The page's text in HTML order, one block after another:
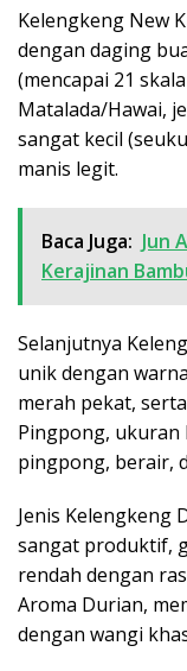
Kelengkeng New
dengan daging
(mencapai 21
Matalada/Hawai,
sangat kecil
manis legit.
Baca Juga: Jun
Kerajinan
Selanjutnya
unik dengan
merah pekat,
Pingpong, ukuran
pingpong, berair,
Jenis Kelengkeng
sangat produktif,
rendah dengan
Aroma Durian,
dengan wangi